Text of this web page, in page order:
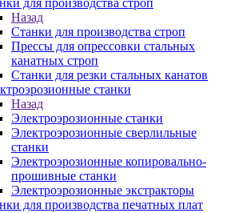
для производства строп
Назад
Станки для производства строп
Прессы для опрессовки стальных
канатных строп
Станки для резки стальных канатов
станки
Назад
Электроэрозионные станки
Электроэрозионные сверлильные
станки
Электроэрозионные копировально-
прошивные станки
Электроэрозионные экстракторы
для производства печатных плат